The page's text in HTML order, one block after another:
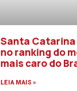
Santa
no ranking do
mais caro do
LEIA MAIS »